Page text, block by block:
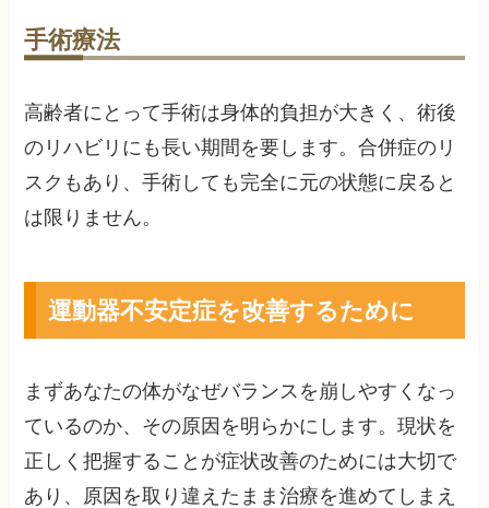
手術療法
高齢者にとって手術は身体的負担が大きく、術後
のリハビリにも長い期間を要します。合併症のリ
スクもあり、手術しても完全に元の状態に戻ると
は限りません。
運動器不安定症を改善するために
まずあなたの体がなぜバランスを崩しやすくなっ
ているのか、その原因を明らかにします。現状を
正しく把握することが症状改善のためには大切で
あり、原因を取り違えたまま治療を進めてしまえ